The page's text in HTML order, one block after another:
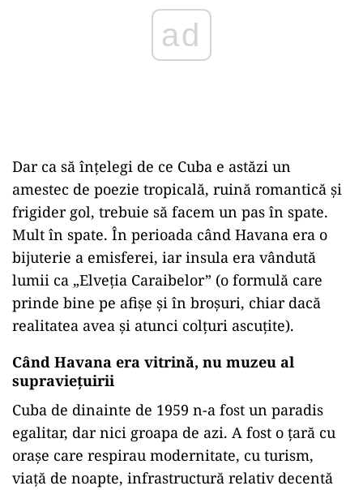
ad
Dar ca să înțelegi de ce Cuba e astăzi un
amestec de poezie tropicală, ruină romantică și
frigider gol, trebuie să facem un pas în spate.
Mult în spate. În perioada când Havana era o
bijuterie a emisferei, iar insula era vândută
lumii ca „Elveția Caraibelor” (o formulă care
prinde bine pe afișe și în broșuri, chiar dacă
realitatea avea și atunci colțuri ascuțite).
Când Havana era vitrină, nu muzeu al
supraviețuirii
Cuba de dinainte de 1959 n-a fost un paradis
egalitar, dar nici groapa de azi. A fost o țară cu
orașe care respirau modernitate, cu turism,
viață de noapte, infrastructură relativ decentă